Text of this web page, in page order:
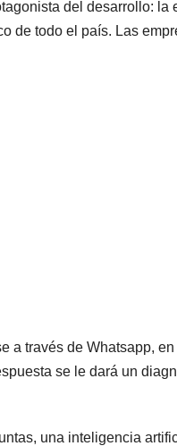
del desarrollo: la
de todo el país. Las
a través de Whatsapp,
se le dará un
una inteligencia